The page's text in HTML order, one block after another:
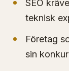
SEO
teknisk
Företag
sin